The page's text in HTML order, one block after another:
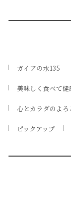
ガイアの水135
美味しく食べて
心とカラダのよろ
ピックアップ